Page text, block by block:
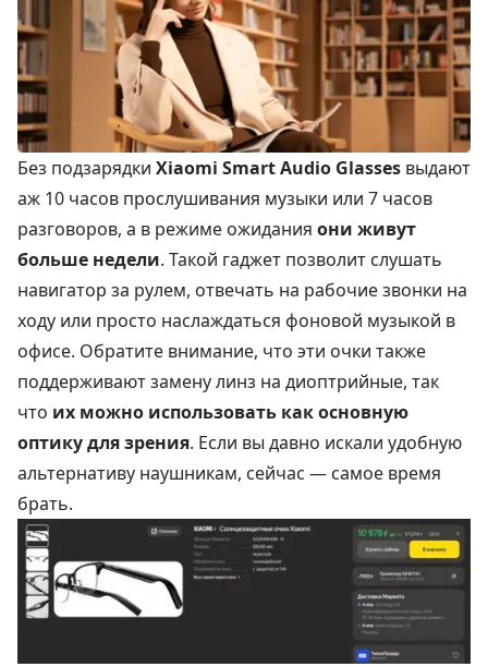
Без подзарядки Xiaomi Smart Audio Glasses выдают
аж 10 часов прослушивания музыки или 7 часов
разговоров, а в режиме ожидания они живут
больше недели. Такой гаджет позволит слушать
навигатор за рулем, отвечать на рабочие звонки на
ходу или просто наслаждаться фоновой музыкой в
офисе. Обратите внимание, что эти очки также
поддерживают замену линз на диоптрийные, так
что их можно использовать как основную
оптику для зрения. Если вы давно искали удобную
альтернативу наушникам, сейчас — самое время
брать.